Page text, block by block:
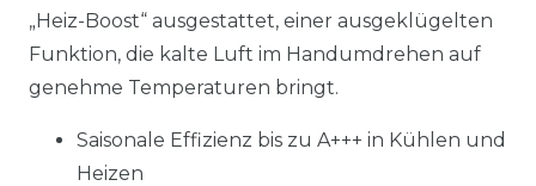
„Heiz-Boost“ ausgestattet, einer ausgeklügelten
Funktion, die kalte Luft im Handumdrehen auf
genehme Temperaturen bringt.
Saisonale Effizienz bis zu A+++ in Kühlen und
Heizen